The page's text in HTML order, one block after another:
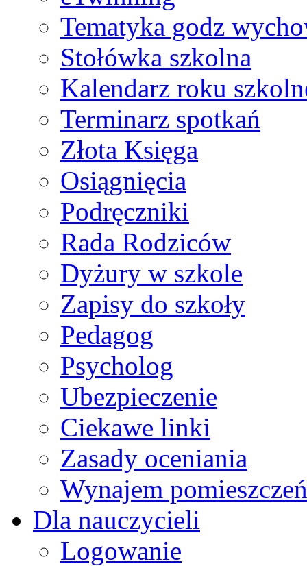
Tematyka godz
Stołówka szkolna
Kalendarz roku
Terminarz spotkań
Złota Księga
Osiągnięcia
Podręczniki
Rada Rodziców
Dyżury w szkole
Zapisy do szkoły
Pedagog
Psycholog
Ubezpieczenie
Ciekawe linki
Zasady oceniania
Wynajem pomieszczeń
Dla nauczycieli
Logowanie